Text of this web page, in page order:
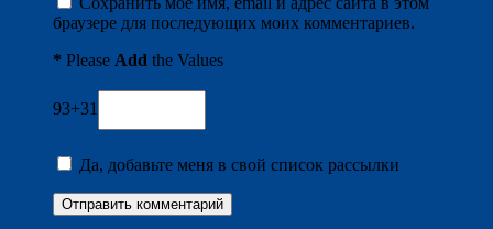
браузере для последующих моих комментариев.
* Please Add the Values
93+31
Да, добавьте меня в свой список рассылки